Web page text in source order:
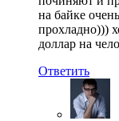
на байке
прохладно)))
доллар на
Ответить